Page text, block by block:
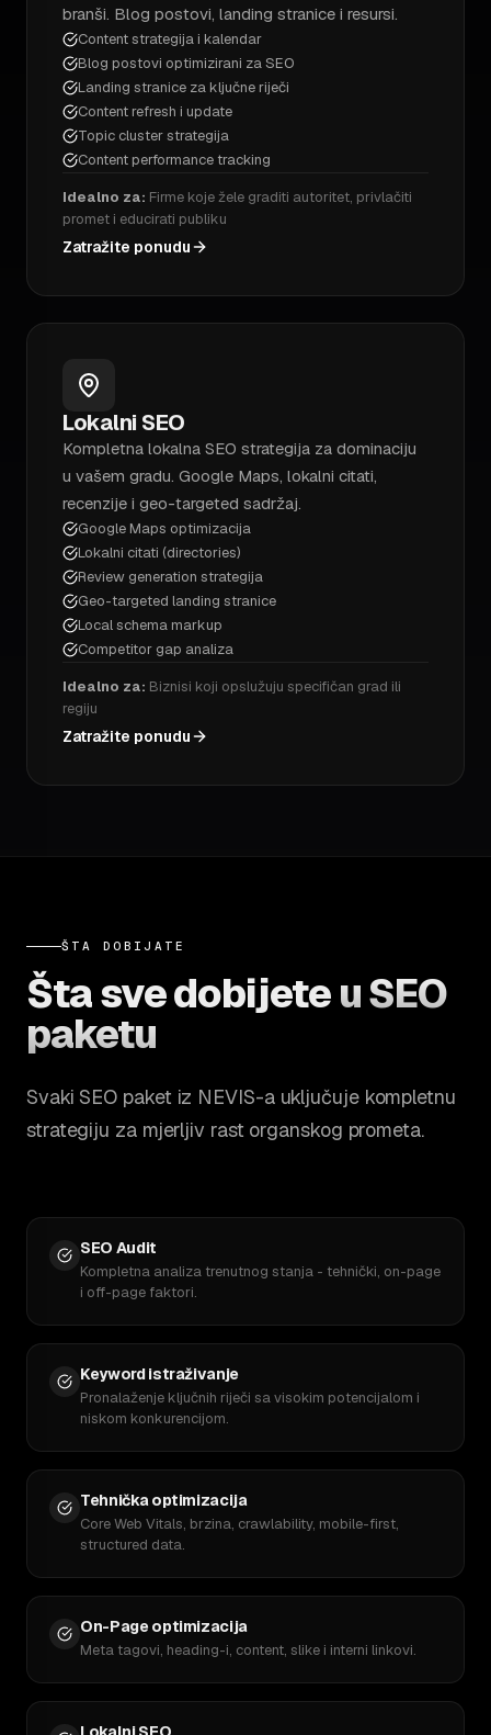
branši. Blog postovi, landing stranice i resursi.
Content strategija i kalendar
Blog postovi optimizirani za SEO
Landing stranice za ključne riječi
Content refresh i update
Topic cluster strategija
Content performance tracking
Idealno za: Firme koje žele graditi autoritet, privlačiti
promet i educirati publiku
Zatražite ponudu
Lokalni SEO
Kompletna lokalna SEO strategija za dominaciju
u vašem gradu. Google Maps, lokalni citati,
recenzije i geo-targeted sadržaj.
Google Maps optimizacija
Lokalni citati (directories)
Review generation strategija
Geo-targeted landing stranice
Local schema markup
Competitor gap analiza
Idealno za: Biznisi koji opslužuju specifičan grad ili
regiju
Zatražite ponudu
ŠTA DOBIJATE
Šta sve dobijeteu SEO
paketu
Svaki SEO paket iz NEVIS-a uključuje kompletnu
strategiju za mjerljiv rast organskog prometa.
SEO Audit
Kompletna analiza trenutnog stanja - tehnički, on-page
i off-page faktori.
Keyword istraživanje
Pronalaženje ključnih riječi sa visokim potencijalom i
niskom konkurencijom.
Tehnička optimizacija
Core Web Vitals, brzina, crawlability, mobile-first,
structured data.
On-Page optimizacija
Meta tagovi, heading-i, content, slike i interni linkovi.